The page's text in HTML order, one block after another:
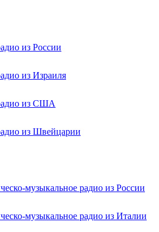
из России
из Израиля
из США
из Швейцарии
музыкальное радио из России
музыкальное радио из Италии